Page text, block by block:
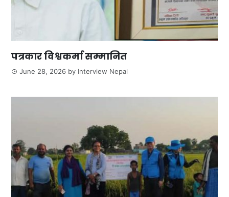
पत्रकार विश्वकर्मा सम्मानित
June 28, 2026 by Interview Nepal